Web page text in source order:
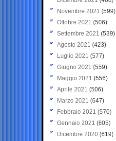
Novembre 2021 (599)
Ottobre 2021 (506)
Settembre 2021 (539)
Agosto 2021 (423)
Luglio 2021 (577)
Giugno 2021(559)
Maggio 2021 (556)
Aprile 2021 (506)
Marzo 2021 (647)
Febbraio 2021 (570)
Gennaio 2021 (605)
Dicembre 2020 (619)